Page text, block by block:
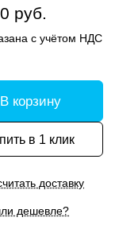
руб.
с учётом НДС
В корзину
в 1 клик
доставку
дешевле?